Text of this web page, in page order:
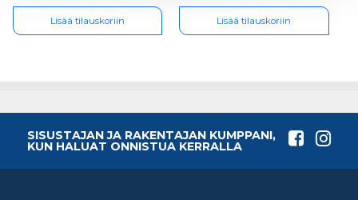
Lisää tilauskoriin Lisää tilauskoriin
SISUSTAJAN JA RAKENTAJAN KUMPPANI,
KUN HALUAT ONNISTUA KERRALLA